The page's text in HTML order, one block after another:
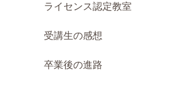
ライセンス認定教室
受講生の感想
卒業後の進路